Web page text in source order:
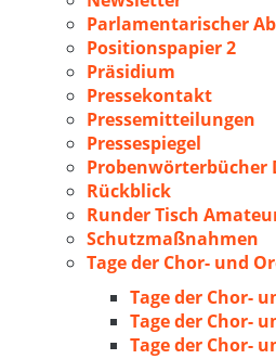
Parlamentarischer
Positionspapier 2
Präsidium
Pressekontakt
Pressemitteilungen
Pressespiegel
Probenwörterbücher
Rückblick
Runder Tisch
Schutzmaßnahmen
Tage der Chor- und
Tage der Chor-
Tage der Chor-
Tage der Chor-